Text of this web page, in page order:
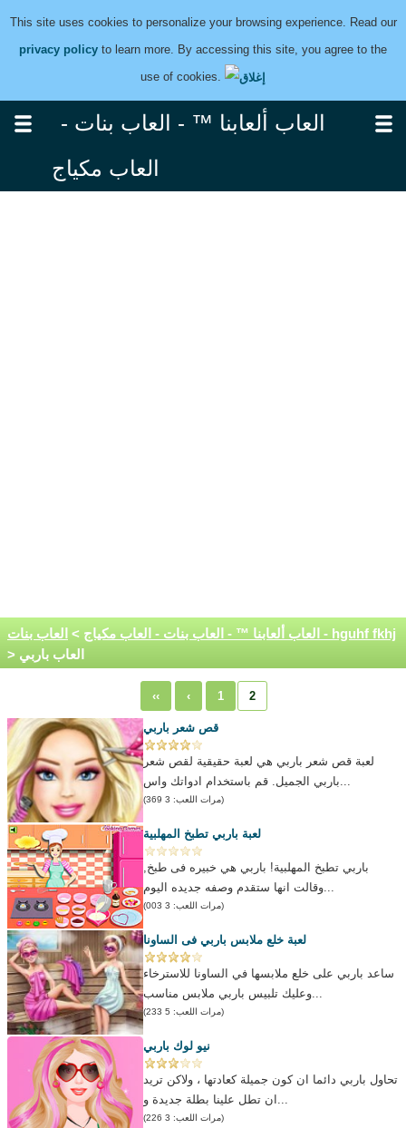
This site uses cookies to personalize your browsing experience. Read our
privacy policy to learn more. By accessing this site, you agree to the
use of cookies.
العاب ألعابنا ™ - العاب بنات -
العاب مكياج
العاب ألعابنا ™ - العاب بنات - العاب مكياج >
العاب بنات - hguhf fkhj
> العاب باربي
‹‹ ‹ 1 2
قص شعر باربي
لعبة قص شعر باربي هي لعبة حقيقية لقص شعر
(مرات اللعب: 3 369)
لعبة باربي تطبخ المهلبية
باربي تطبخ المهلبية! باربي هي خبيره فى طبخ,
(مرات اللعب: 3 003)
لعبة خلع ملابس باربي فى الساونا
ساعد باربي على خلع ملابسها في الساونا للاسترخاء
(مرات اللعب: 5 233)
نيو لوك باربي
تحاول باربي دائما ان كون جميلة كعادتها ، ولاكن تريد
(مرات اللعب: 3 226)